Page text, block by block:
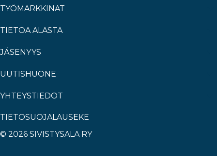
TYÖMARKKINAT
TIETOA ALASTA
JÄSENYYS
UUTISHUONE
YHTEYSTIEDOT
TIETOSUOJALAUSEKE
© 2026 SIVISTYSALA RY